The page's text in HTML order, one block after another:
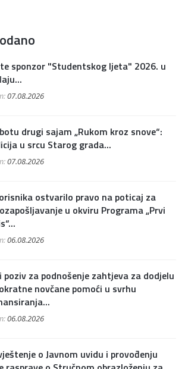
sponzor "Studentskog ljeta" 2026. u
07.08.2026
drugi sajam „Rukom kroz snove“:
u srcu Starog grada...
07.08.2026
ostvarilo pravo na poticaj za
u okviru Programa „Prvi
06.08.2026
poziv za podnošenje zahtjeva za dodjelu
novčane pomoći u svrhu
06.08.2026
o Javnom uvidu i provođenju